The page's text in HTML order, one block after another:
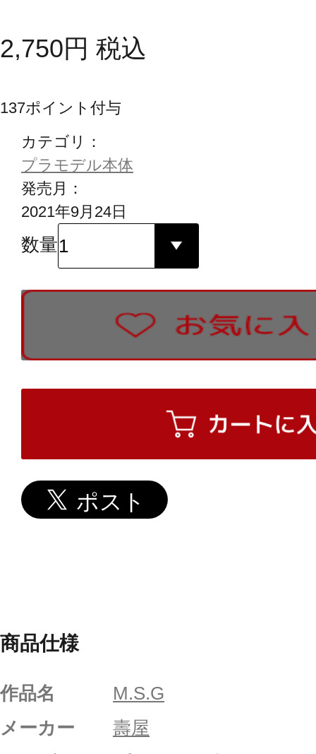
2,750円 税込
137ポイント付与
カテゴリ：
プラモデル本体
発売月：
2021年9月24日
数量
商品仕様
作品名
M.S.G
メーカー
壽屋